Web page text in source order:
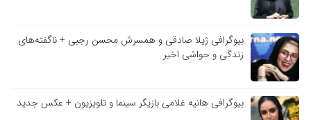
بیوگرافی ژیلا صادقی و همسرش محسن رجبی + ناگفته‌های
زندگی و حواشی اخیر
بیوگرافی هانیه غلامی بازیگر سینما و تلویزیون + عکس جدید